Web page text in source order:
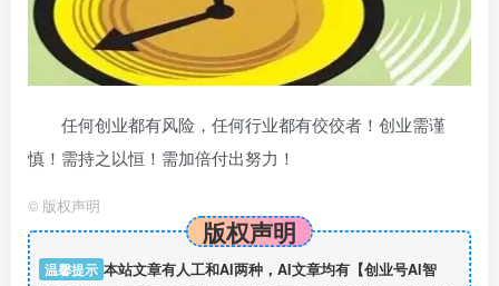
任何创业都有风险，任何行业都有佼佼者！创业需谨
慎！需持之以恒！需加倍付出努力！
© 版权声明
版权声明
温馨提示 本站文章有人工和AI两种，AI文章均有【创业号AI智